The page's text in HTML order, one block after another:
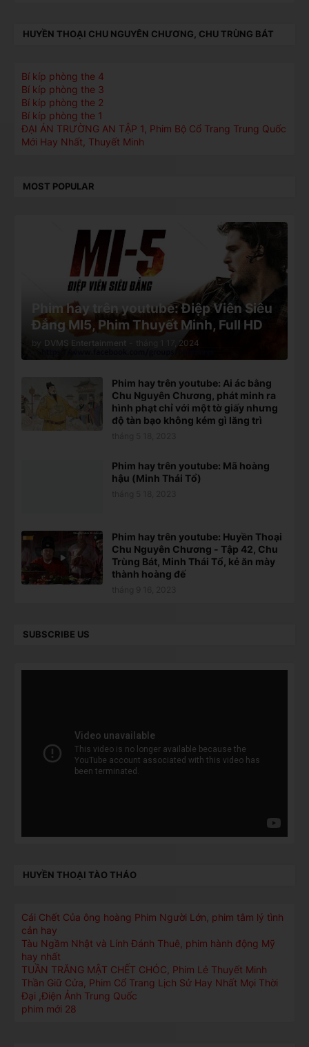
HUYỀN THOẠI CHU NGUYÊN CHƯƠNG, CHU TRÙNG BÁT
Bí kíp phòng the 4
Bí kíp phòng the 3
Bí kíp phòng the 2
Bí kíp phòng the 1
ĐẠI ÁN TRƯỜNG AN TẬP 1, Phim Bộ Cổ Trang Trung Quốc
Mới Hay Nhất, Thuyết Minh
MOST POPULAR
Phim hay trên youtube: Điệp Viên Siêu
Đẳng MI5, Phim Thuyết Minh, Full HD
DVMS Entertainment tháng 1 17, 2024
Phim hay trên youtube: Ai ác bằng
Chu Nguyên Chương, phát minh ra
hình phạt chỉ với một tờ giấy nhưng
độ tàn bạo không kém gì lăng trì
Phim hay trên youtube: Mã hoàng
hậu (Minh Thái Tổ)
Phim hay trên youtube: Huyền Thoại
Chu Nguyên Chương - Tập 42, Chu
Trùng Bát, Minh Thái Tổ, kẻ ăn mày
thành hoàng đế
SUBSCRIBE US
HUYỀN THOẠI TÀO THÁO
Cái Chết Của ông hoàng Phim Người Lớn, phim tâm lý tình
cản hay
Tàu Ngầm Nhật và Lính Đánh Thuê, phim hành động Mỹ
hay nhất
TUẦN TRĂNG MẬT CHẾT CHÓC, Phim Lẻ Thuyết Minh
Thần Giữ Cửa, Phim Cổ Trang Lịch Sử Hay Nhất Mọi Thời
Đại ,Điện Ảnh Trung Quốc
phim mới 28